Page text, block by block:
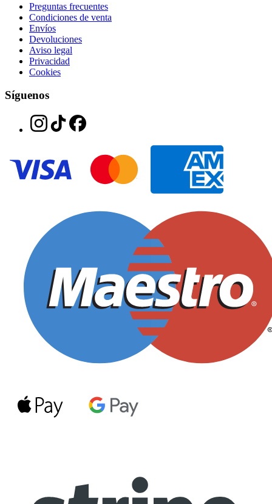
Preguntas frecuentes
Condiciones de venta
Envíos
Devoluciones
Aviso legal
Privacidad
Cookies
Síguenos